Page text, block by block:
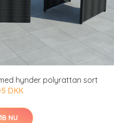
hynder polyrattan sort
DKK
NU